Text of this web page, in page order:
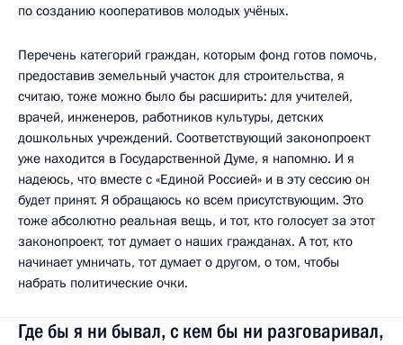
по созданию кооперативов молодых учёных.
Перечень категорий граждан, которым фонд готов помочь,
предоставив земельный участок для строительства, я
считаю, тоже можно было бы расширить: для учителей,
врачей, инженеров, работников культуры, детских
дошкольных учреждений. Соответствующий законопроект
уже находится в Государственной Думе, я напомню. И я
надеюсь, что вместе с «Единой Россией» и в эту сессию он
будет принят. Я обращаюсь ко всем присутствующим. Это
тоже абсолютно реальная вещь, и тот, кто голосует за этот
законопроект, тот думает о наших гражданах. А тот, кто
начинает умничать, тот думает о другом, о том, чтобы
набрать политические очки.
Где бы я ни бывал, с кем бы ни разговаривал,